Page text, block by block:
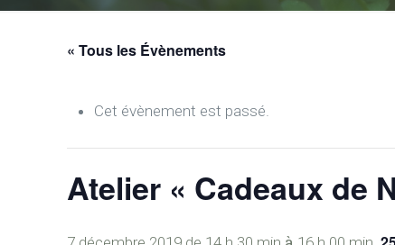
« Tous les Évènements
Cet évènement est passé.
Atelier « Cadeaux de